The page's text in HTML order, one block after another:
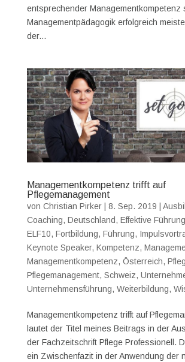
entsprechender Managementkompetenz
Managementpädagogik erfolgreich
der...
Managementkompetenz trifft auf
Pflegemanagement
von Christian Pirker| 8. Sep. 2019
Coaching, Deutschland, Effektive Führung
ELF10, Fortbildung, Führung,
Keynote Speaker, Kompetenz,
Managementkompetenz, Österreich,
Pflegemanagement, Schweiz,
Unternehmensführung, Weiterbildung,
Managementkompetenz trifft auf
lautet der Titel meines Beitrags in der
der Fachzeitschrift Pflege Professionell.
ein Zwischenfazit in der Anwendung der